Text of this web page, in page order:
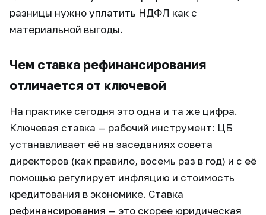
разницы нужно уплатить НДФЛ как с
материальной выгоды.
Чем ставка рефинансирования
отличается от ключевой
На практике сегодня это одна и та же цифра.
Ключевая ставка — рабочий инструмент: ЦБ
устанавливает её на заседаниях совета
директоров (как правило, восемь раз в год) и с её
помощью регулирует инфляцию и стоимость
кредитования в экономике. Ставка
рефинансирования — это скорее юридическая